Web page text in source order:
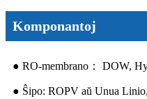
Komponantoj
● RO-membrano： DOW,
● Ŝipo: ROPV aŭ Unua